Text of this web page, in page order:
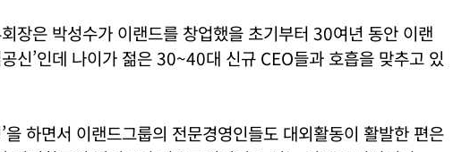
장은 박성수가 이랜드를 창업했을 초기부터 30여년 동안 이랜
신’인데 나이가 젊은 30~40대 신규 CEO들과 호흡을 맞추고 있
을 하면서 이랜드그룹의 전문경영인들도 대외활동이 활발한 편은